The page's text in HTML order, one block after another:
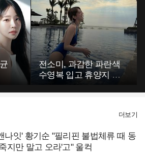
전소미, 과감한 파란색
수영복 입고 휴양지 포
나잇' 황기순 "필리핀 불법체류 때 동
지만 말고 오라'고" 울컥
더보기